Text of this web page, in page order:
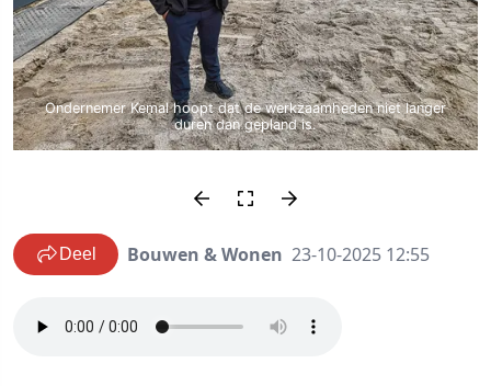
Ondernemer Kemal hoopt dat de werkzaamheden niet langer
duren dan gepland is.
Deel Bouwen & Wonen 23-10-2025 12:55